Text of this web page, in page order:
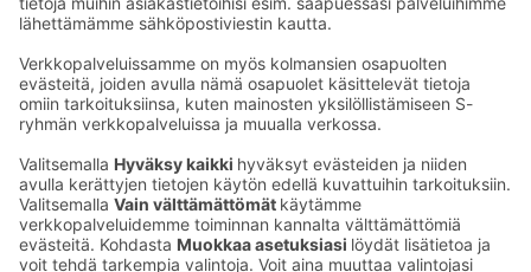
Sähköpostiosoitteet S-ryhmässä ovat muotoa
etunimi.sukunimi@sok.fi
Seuraa meitä: